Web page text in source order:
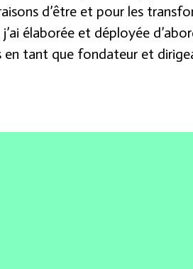
d’être et pour les
j’ai élaborée et déployée
en tant que fondateur et